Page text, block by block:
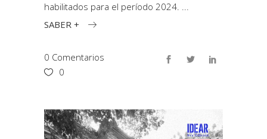
habilitados para el período 2024.
SABER +
0 Comentarios
0